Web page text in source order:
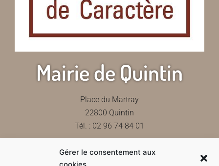
Gérer le consentement aux
Mairie de Quintin
Place du Martray
22800 Quintin
Tél. : 02 96 74 84 01
Contactez-nous